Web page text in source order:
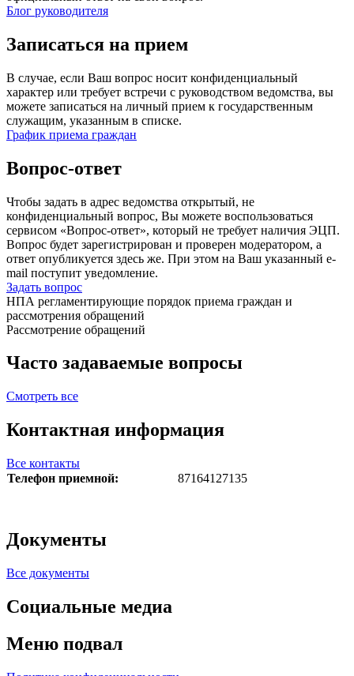
Блог руководителя
Записаться на прием
В случае, если Ваш вопрос носит конфиденциальный
характер или требует встречи с руководством ведомства, вы
можете записаться на личный прием к государственным
служащим, указанным в списке.
График приема граждан
Вопрос-ответ
Чтобы задать в адрес ведомства открытый, не
конфиденциальный вопрос, Вы можете воспользоваться
сервисом «Вопрос-ответ», который не требует наличия ЭЦП.
Вопрос будет зарегистрирован и проверен модератором, а
ответ опубликуется здесь же. При этом на Ваш указанный e-
mail поступит уведомление.
Задать вопрос
НПА регламентирующие порядок приема граждан и
рассмотрения обращений
Рассмотрение обращений
Часто задаваемые вопросы
Смотреть все
Контактная информация
Все контакты
Телефон приемной:
87164127135
Документы
Все документы
Социальные медиа
Меню подвал